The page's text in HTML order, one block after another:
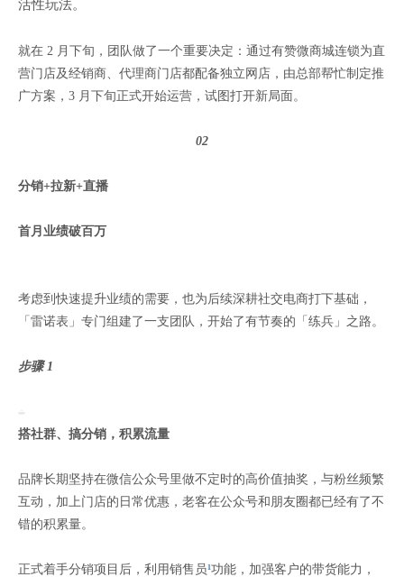
活性玩法。
就在 2 月下旬，团队做了一个重要决定：通过有赞微商城连锁为直
营门店及经销商、代理商门店都配备独立网店，由总部帮忙制定推
广方案，3 月下旬正式开始运营，试图打开新局面。
02
分销+拉新+直播
首月业绩破百万
考虑到快速提升业绩的需要，也为后续深耕社交电商打下基础，
「雷诺表」专门组建了一支团队，开始了有节奏的「练兵」之路。
步骤 1
搭社群、搞分销，积累流量
品牌长期坚持在微信公众号里做不定时的高价值抽奖，与粉丝频繁
互动，加上门店的日常优惠，老客在公众号和朋友圈都已经有了不
错的积累量。
正式着手分销项目后，利用销售员¹功能，加强客户的带货能力，